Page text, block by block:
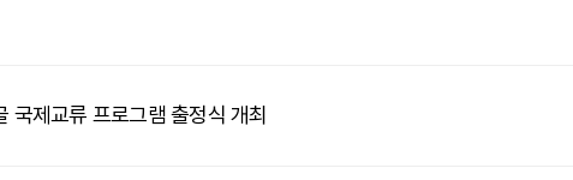
제교류 프로그램 출정식 개최